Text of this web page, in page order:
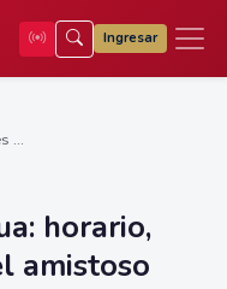
Ingresar
...
horario,
amistoso